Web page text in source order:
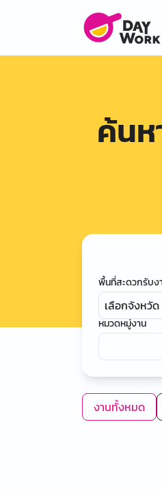
ค้นห
พื้นที่สะดวกรับง
เลือกจังหวัด
หมวดหมู่งาน
งานทั้งหมด